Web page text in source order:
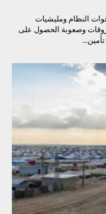
النظام ومليشيات
وصعوبة الحصول على